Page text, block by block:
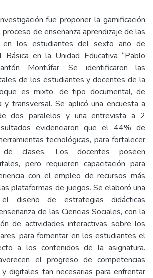
fue proponer la gamificación
de enseñanza aprendizaje de las
en los estudiantes del sexto año de
Básica en la Unidad Educativa “Pablo
Montúfar. Se identificaron las
de los estudiantes y docentes de la
es mixto, de tipo documental, de
y transversal. Se aplicó una encuesta a
dos paralelos y una entrevista a 2
evidenciaron que el 44% de
tecnológicas, para fortalecer
de clases. Los docentes poseen
pero requieren capacitación para
con el empleo de recursos más
plataformas de juegos. Se elaboró una
diseño de estrategias didácticas
de las Ciencias Sociales, con la
de actividades interactivas sobre los
para fomentar en los estudiantes el
a los contenidos de la asignatura.
el progreso de competencias
y digitales tan necesarias para enfrentar